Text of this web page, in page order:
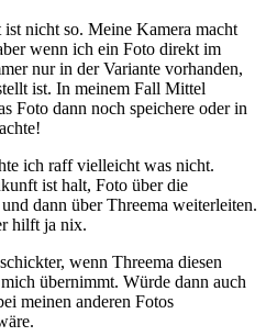
nicht so. Meine Kamera macht
wenn ich ein Foto direkt im
nur in der Variante vorhanden,
ist. In meinem Fall Mittel
Foto dann noch speichere oder in
ich raff vielleicht was nicht.
ist halt, Foto über die
dann über Threema weiterleiten.
hilft ja nix.
wenn Threema diesen
übernimmt. Würde dann auch
meinen anderen Fotos